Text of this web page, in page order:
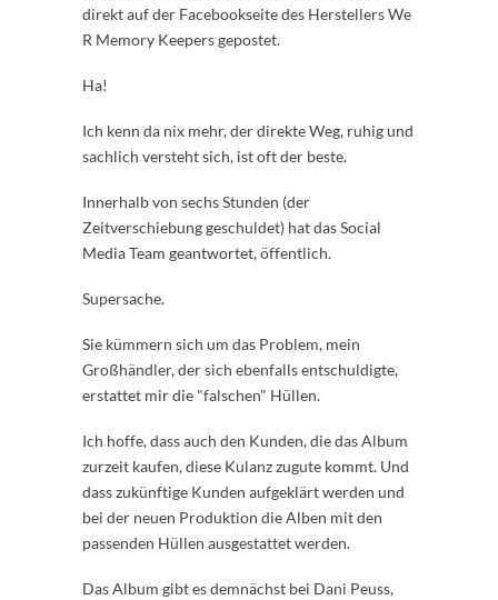
direkt auf der Facebookseite des Herstellers We
R Memory Keepers gepostet.
Ha!
Ich kenn da nix mehr, der direkte Weg, ruhig und
sachlich versteht sich, ist oft der beste.
Innerhalb von sechs Stunden (der
Zeitverschiebung geschuldet) hat das Social
Media Team geantwortet, öffentlich.
Supersache.
Sie kümmern sich um das Problem, mein
Großhändler, der sich ebenfalls entschuldigte,
erstattet mir die "falschen" Hüllen.
Ich hoffe, dass auch den Kunden, die das Album
zurzeit kaufen, diese Kulanz zugute kommt. Und
dass zukünftige Kunden aufgeklärt werden und
bei der neuen Produktion die Alben mit den
passenden Hüllen ausgestattet werden.
Das Album gibt es demnächst bei Dani Peuss,